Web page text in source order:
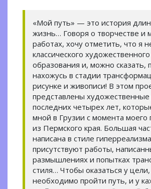
«Мой путь» — это история
жизнь… Говоря о творчестве и
работах, хочу отметить, что я
классического художественного
образования и, можно сказать,
нахожусь в стадии
рисунке и живописи! В этом
представлены
последних четырех лет,
мной в Грузии с момента моего
из Пермского края. Большая
написана в стиле
присутствуют работы,
размышлениях и попытках
стиля… Чтобы оказаться у цели,
необходимо пройти путь, и у